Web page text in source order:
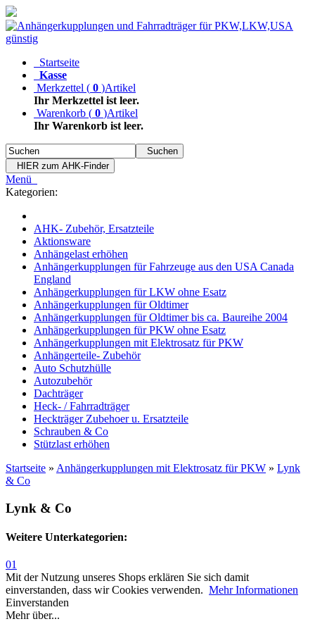
Startseite
Kasse
Merkzettel ( 0 )Artikel
Ihr Merkzettel ist leer.
Warenkorb ( 0 )Artikel
Ihr Warenkorb ist leer.
Suchen
HIER zum AHK-Finder
Menü
Kategorien:
AHK- Zubehör, Ersatzteile
Aktionsware
Anhängelast erhöhen
Anhängerkupplungen für Fahrzeuge aus den USA Canada
England
Anhängerkupplungen für LKW ohne Esatz
Anhängerkupplungen für Oldtimer
Anhängerkupplungen für Oldtimer bis ca. Baureihe 2004
Anhängerkupplungen für PKW ohne Esatz
Anhängerkupplungen mit Elektrosatz für PKW
Anhängerteile- Zubehör
Auto Schutzhülle
Autozubehör
Dachträger
Heck- / Fahrradträger
Heckträger Zubehoer u. Ersatzteile
Schrauben & Co
Stützlast erhöhen
Startseite » Anhängerkupplungen mit Elektrosatz für PKW » Lynk
& Co
Lynk & Co
Weitere Unterkategorien:
01
Mit der Nutzung unseres Shops erklären Sie sich damit
einverstanden, dass wir Cookies verwenden. Mehr Informationen
Einverstanden
Mehr über...